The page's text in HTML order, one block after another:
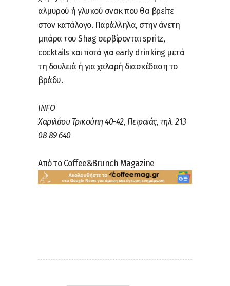
αλμυρού ή γλυκού σνακ που θα βρείτε
στον κατάλογο. Παράλληλα, στην άνετη
μπάρα του Shag σερβίρονται spritz,
cocktails και ποτά για early drinking μετά
τη δουλειά ή για χαλαρή διασκέδαση το
βράδυ.
INFO
Χαριλάου Τρικούπη 40-42, Πειραιάς, τηλ. 213
08 89 640
Από το Coffee&Brunch Magazine